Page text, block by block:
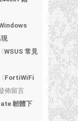
WSUS 常見
FortiWiFi
佈留言
韌體下